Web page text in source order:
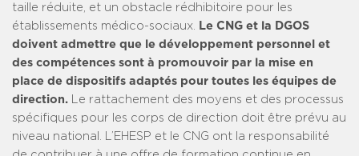
taille réduite, et un obstacle rédhibitoire pour les
établissements médico-sociaux.
Le CNG et la DGOS
doivent admettre que le développement personnel et
des compétences sont à promouvoir par la mise en
place de dispositifs adaptés pour toutes les équipes de
direction. Le rattachement des moyens et des processus
spécifiques pour les corps de direction doit être prévu au
niveau national. L’EHESP et le CNG ont la responsabilité